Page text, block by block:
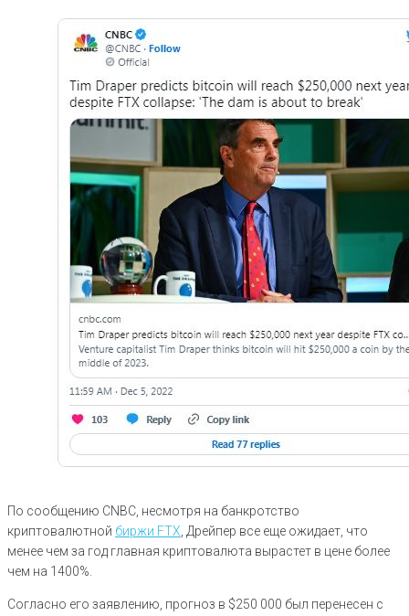
По сообщению CNBC, несмотря на банкротство
криптовалютной биржи FTX, Дрейпер все еще ожидает, что
менее чем за год главная криптовалюта вырастет в цене более
чем на 1400%.
Согласно его заявлению, прогноз в $250 000 был перенесен с